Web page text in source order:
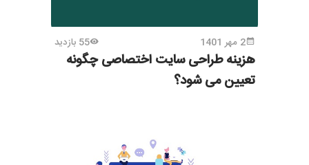
2 مهر 1401 55 بازدید
هزینه طراحی سایت اختصاصی چگونه
تعیین می شود؟